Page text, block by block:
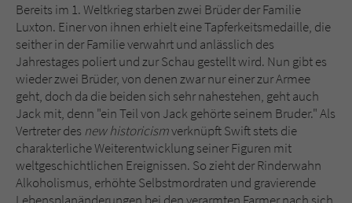
Bereits im 1. Weltkrieg starben zwei Brüder der Familie
Luxton. Einer von ihnen erhielt eine Tapferkeitsmedaille, die
seither in der Familie verwahrt und anlässlich des
Jahrestages poliert und zur Schau gestellt wird. Nun gibt es
wieder zwei Brüder, von denen zwar nur einer zur Armee
geht, doch da die beiden sich sehr nahestehen, geht auch
Jack mit, denn "ein Teil von Jack gehörte seinem Bruder." Als
Vertreter des new historicismverknüpft Swift stets die
charakterliche Weiterentwicklung seiner Figuren mit
weltgeschichtlichen Ereignissen. So zieht der Rinderwahn
Alkoholismus, erhöhte Selbstmordraten und gravierende